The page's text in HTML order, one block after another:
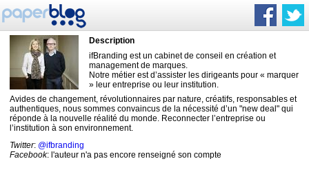
Description
ifBranding est un cabinet de conseil en création et
management de marques.
Notre métier est d’assister les dirigeants pour « marquer
» leur entreprise ou leur institution.
Avides de changement, révolutionnaires par nature, créatifs, responsables et
authentiques, nous sommes convaincus de la nécessité d’un "new deal" qui
réponde à la nouvelle réalité du monde. Reconnecter l’entreprise ou
l’institution à son environnement.
Twitter: @ifbranding
Facebook: l'auteur n'a pas encore renseigné son compte